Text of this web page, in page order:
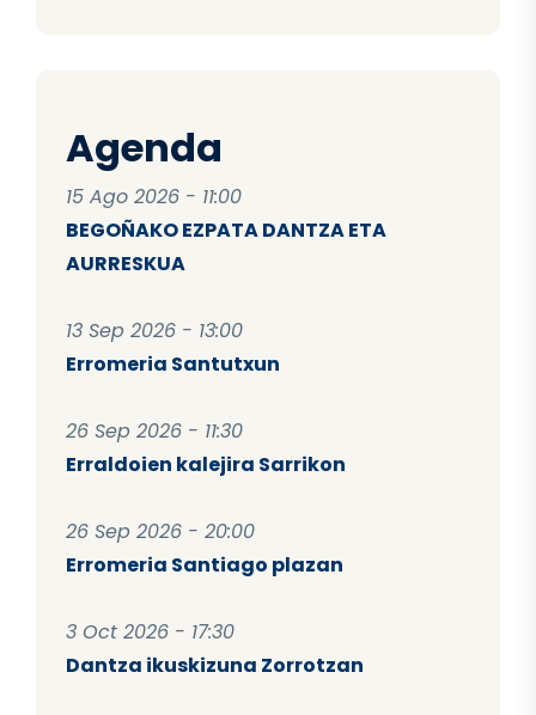
Agenda
15 Ago 2026 - 11:00
BEGOÑAKO EZPATA DANTZA ETA
AURRESKUA
13 Sep 2026 - 13:00
Erromeria Santutxun
26 Sep 2026 - 11:30
Erraldoien kalejira Sarrikon
26 Sep 2026 - 20:00
Erromeria Santiago plazan
3 Oct 2026 - 17:30
Dantza ikuskizuna Zorrotzan